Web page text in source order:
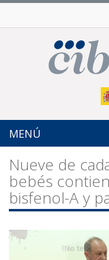
MENÚ
Nueve de
bebés
bisfenol-A y